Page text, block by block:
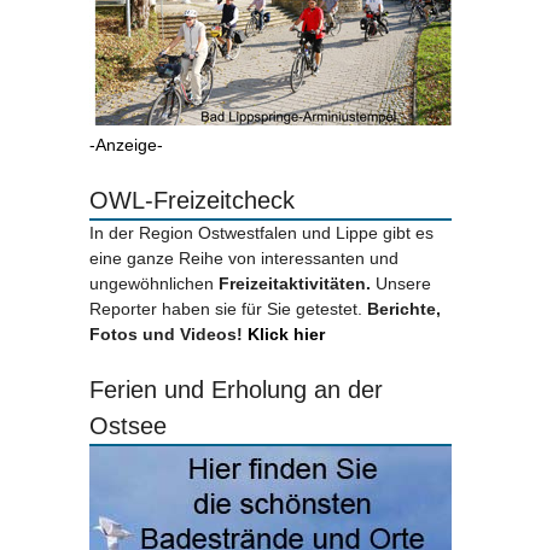
-Anzeige-
OWL-Freizeitcheck
In der Region Ostwestfalen und Lippe gibt es
eine ganze Reihe von interessanten und
ungewöhnlichen Freizeitaktivitäten. Unsere
Reporter haben sie für Sie getestet. Berichte,
Fotos und Videos! Klick hier
Ferien und Erholung an der
Ostsee